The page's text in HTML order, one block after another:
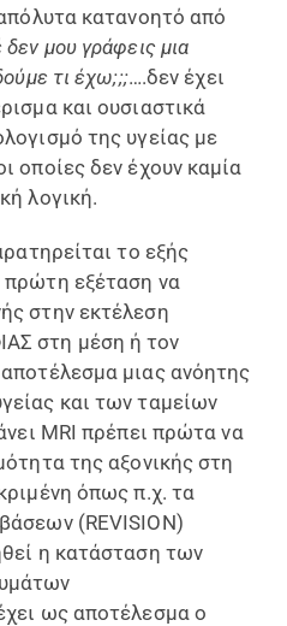
κατανοητό από
δεν μου γράφεις μια
τι έχω;;;….δεν έχει
και ουσιαστικά
της υγείας με
οποίες δεν έχουν καμία
λογική.
το εξής
πρώτη εξέταση να
στην εκτέλεση
στη μέση ή τον
μιας ανόητης
και των ταμείων
MRI πρέπει πρώτα να
της αξονικής στη
όπως π.χ. τα
(REVISION)
η κατάσταση των
ως αποτέλεσμα ο